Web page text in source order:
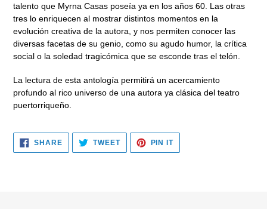
talento que Myrna Casas poseía ya en los años 60. Las otras
tres lo enriquecen al mostrar distintos momentos en la
evolución creativa de la autora, y nos permiten conocer las
diversas facetas de su genio, como su agudo humor, la crítica
social o la soledad tragicómica que se esconde tras el telón.
La lectura de esta antología permitirá un acercamiento
profundo al rico universo de una autora ya clásica del teatro
puertorriqueño.
SHARESHARE
FACEBOOK
TWEETTWEET
TWITTER
PIN ITPIN
PINTEREST